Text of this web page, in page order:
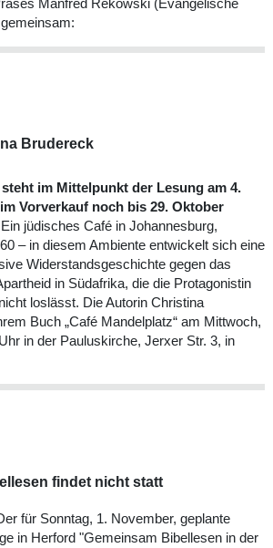
Manfred Rekowski (Evangelische
Brudereck
im Mittelpunkt der Lesung am 4.
Vorverkauf noch bis 29. Oktober
jüdisches Café in Johannesburg,
– in diesem Ambiente entwickelt sich eine
Widerstandsgeschichte gegen das
in Südafrika, die die Protagonistin
loslässt. Die Autorin Christina
Buch „Café Mandelplatz“ am Mittwoch,
in der Pauluskirche, Jerxer Str. 3, in
findet nicht statt
für Sonntag, 1. November, geplante
in Herford "Gemeinsam Bibellesen in der